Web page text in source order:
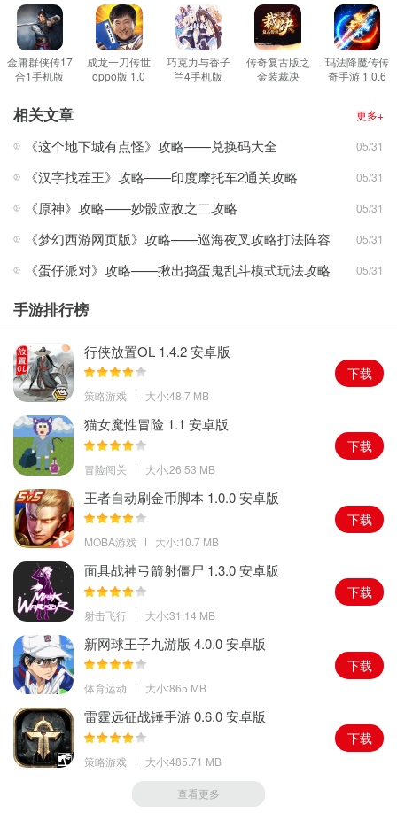
网的方式进行连接;
游戏特色
1、画面清新爽朗起来就非常的干净，界面UI优化的比较好拥有良好
的用户体验度;
2、没有人陪你玩怎能办?直接开启单机模式在线和机器人对阵也会
3、一个人玩又会感到很无聊也没有关系，游戏支持面对面通过蓝牙
联机进行对战;
4、游戏有多种模式可以选择，可以选择难度去调戏笨笨的机器人，
也可以选择困难的;
游戏规则
1、牌的大小规则同其他牌一样，牌只有一副，两张王即为王炸，是
最大的一副炸，其他四张相同的牌为炸弹。
2、顺子是连着五张以上的单牌，连队是连着三个以上的双牌，飞机
是连着两个以上的三张牌。
3、三张相同的牌可以带一张或一对牌，集齐四张牌可以选择作为炸
弹或选择不当炸弹带两张牌出手
游戏评测
一般很想玩的时候就没有人陪玩但是都斗地主需要3个人啊，因此只
能选择单机游戏了这款游戏里面的机器人电脑的水平也不是那么菜
给人的体验度还是比较高，而且还可以支持联机情况下的面对面真
人比赛，真的很爽哦。
金庸群侠传17
合1手机版
成龙一刀传世
oppo版 1.0
巧克力与香子
兰4手机版
传奇复古版之
金装裁决
玛法降魔传传
奇手游 1.0.6
相关文章 更多+
《这个地下城有点怪》攻略——兑换码大全 05/31
《汉字找茬王》攻略——印度摩托车2通关攻略 05/31
《原神》攻略——妙骰应敌之二攻略 05/31
《梦幻西游网页版》攻略——巡海夜叉攻略打法阵容 05/31
《蛋仔派对》攻略——揪出捣蛋鬼乱斗模式玩法攻略 05/31
手游排行榜
行侠放置OL 1.4.2 安卓版
策略游戏 大小:48.7 MB
下载
猫女魔性冒险 1.1 安卓版
冒险闯关 大小:26.53 MB
下载
王者自动刷金币脚本 1.0.0 安卓版
MOBA游戏 大小:10.7 MB
下载
面具战神弓箭射僵尸 1.3.0 安卓版
射击飞行 大小:31.14 MB
下载
新网球王子九游版 4.0.0 安卓版
体育运动 大小:865 MB
下载
雷霆远征战锤手游 0.6.0 安卓版
策略游戏 大小:485.71 MB
下载
查看更多